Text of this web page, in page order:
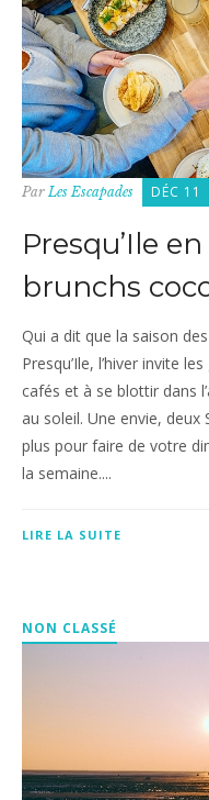
ParLes Escapades DÉC 11
Presqu’Ile
brunchs
Qui a dit que la saison
Presqu’Ile, l’hiver invite
cafés et à se blottir dans
au soleil. Une envie, deux
plus pour faire de votre
la semaine....
LIRE LA SUITE
NON CLASSÉ